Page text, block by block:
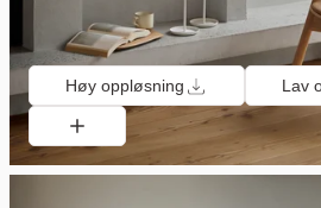
Høy oppløsning Lav